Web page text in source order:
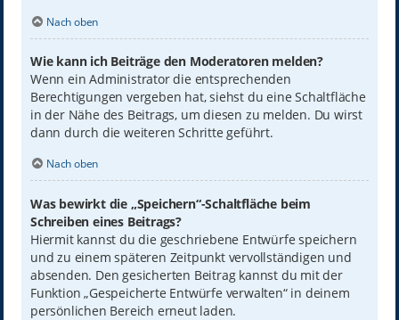
Nach oben
Wie kann ich Beiträge den Moderatoren melden?
Wenn ein Administrator die entsprechenden
Berechtigungen vergeben hat, siehst du eine Schaltfläche
in der Nähe des Beitrags, um diesen zu melden. Du wirst
dann durch die weiteren Schritte geführt.
Nach oben
Was bewirkt die „Speichern“-Schaltfläche beim
Schreiben eines Beitrags?
Hiermit kannst du die geschriebene Entwürfe speichern
und zu einem späteren Zeitpunkt vervollständigen und
absenden. Den gesicherten Beitrag kannst du mit der
Funktion „Gespeicherte Entwürfe verwalten“ in deinem
persönlichen Bereich erneut laden.